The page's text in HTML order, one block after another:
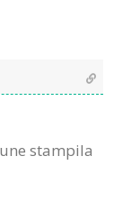
stampila